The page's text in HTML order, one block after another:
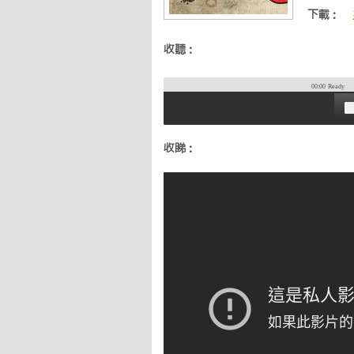
下載：
收聽：
00:00 Ready
收睇：